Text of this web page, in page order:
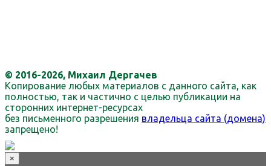
© 2016-2026, Михаил Дергачев
Копирование любых материалов с данного сайта, как
полностью, так и частично с целью публикации на
сторонних интернет-ресурсах
без письменного разрешения владельца сайта (домена)
запрещено!
×